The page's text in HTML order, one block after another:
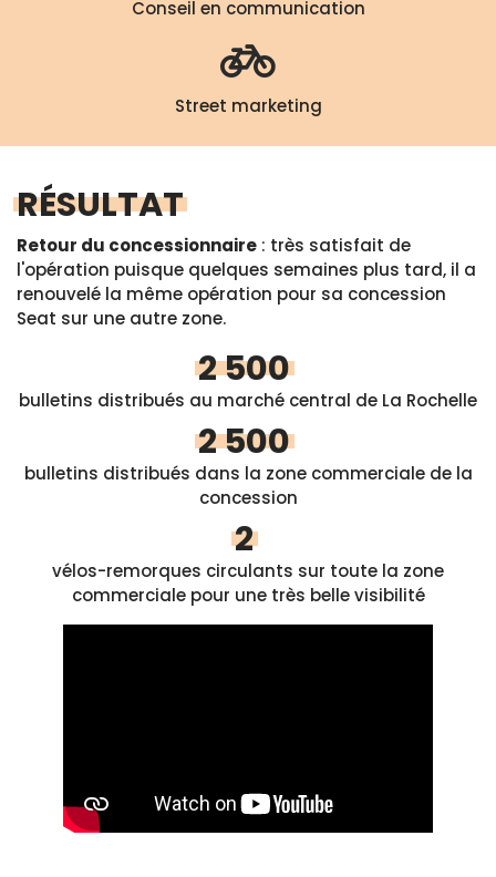
Conseil en communication
Street marketing
RÉSULTAT
Retour du concessionnaire : très satisfait de
l'opération puisque quelques semaines plus tard, il a
renouvelé la même opération pour sa concession
Seat sur une autre zone.
2 500
bulletins distribués au marché central de La Rochelle
2 500
bulletins distribués dans la zone commerciale de la
concession
2
vélos-remorques circulants sur toute la zone
commerciale pour une très belle visibilité